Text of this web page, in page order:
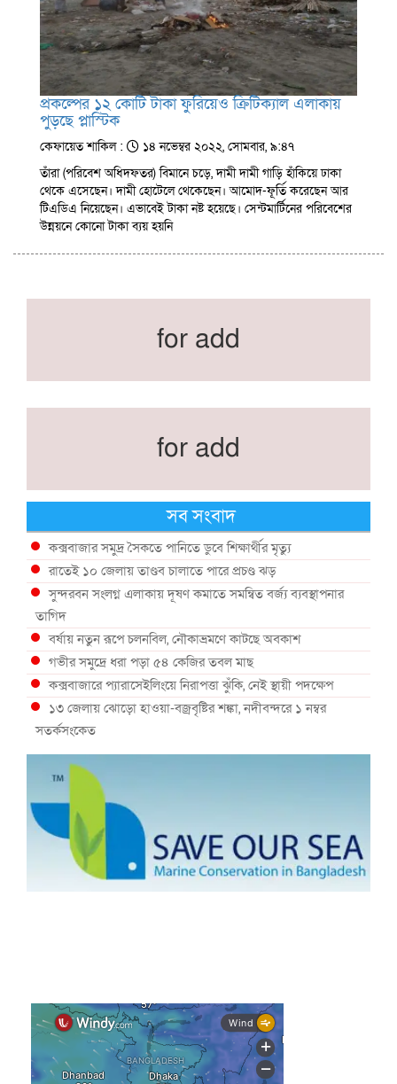
প্রকল্পের ১২ কোটি টাকা ফুরিয়েও ক্রিটিক্যাল এলাকায়
পুড়ছে প্লাস্টিক
কেফায়েত শাকিল :
১৪ নভেম্বর ২০২২, সোমবার, ৯:৪৭
তাঁরা (পরিবেশ অধিদফতর) বিমানে চড়ে, দামী দামী গাড়ি হাঁকিয়ে ঢাকা
থেকে এসেছেন। দামী হোটেলে থেকেছেন। আমোদ-ফূর্তি করেছেন আর
টিএডিএ নিয়েছেন। এভাবেই টাকা নষ্ট হয়েছে। সেন্টমার্টিনের পরিবেশের
উন্নয়নে কোনো টাকা ব্যয় হয়নি
for add
for add
সব সংবাদ
কক্সবাজার সমুদ্র সৈকতে পানিতে ডুবে শিক্ষার্থীর মৃত্যু
রাতেই ১০ জেলায় তাণ্ডব চালাতে পারে প্রচণ্ড ঝড়
সুন্দরবন সংলগ্ন এলাকায় দূষণ কমাতে সমন্বিত বর্জ্য ব্যবস্থাপনার
তাগিদ
বর্ষায় নতুন রূপে চলনবিল, নৌকাভ্রমণে কাটছে অবকাশ
গভীর সমুদ্রে ধরা পড়া ৫৪ কেজির তবল মাছ
কক্সবাজারে প্যারাসেইলিংয়ে নিরাপত্তা ঝুঁকি, নেই স্থায়ী পদক্ষেপ
১৩ জেলায় ঝোড়ো হাওয়া-বজ্রবৃষ্টির শঙ্কা, নদীবন্দরে ১ নম্বর
সতর্কসংকেত
দেশের ৫ জেলায় বন্যার শঙ্কা
দেশের বিভিন্ন অঞ্চলে বজ্রবৃষ্টির আভাস, ঢাকার আকাশও মেঘলা
আগস্টে টানা বৃষ্টি ও বন্যার আভাস, সাগরে একাধিক লঘুচাপের শঙ্কা